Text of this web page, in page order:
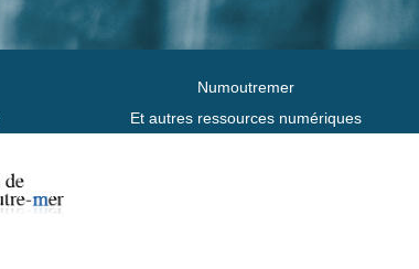
Numoutremer
Et autres ressources numériques